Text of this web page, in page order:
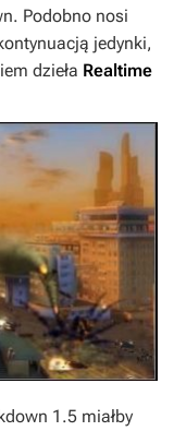
. Podobno nosi
jedynki,
dzieła Realtime
1.5 miałby